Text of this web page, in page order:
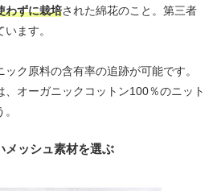
わずに栽培された綿花のこと。第三者
ます。
ク原料の含有率の追跡が可能です。
オーガニックコットン100％のニット
メッシュ素材を選ぶ